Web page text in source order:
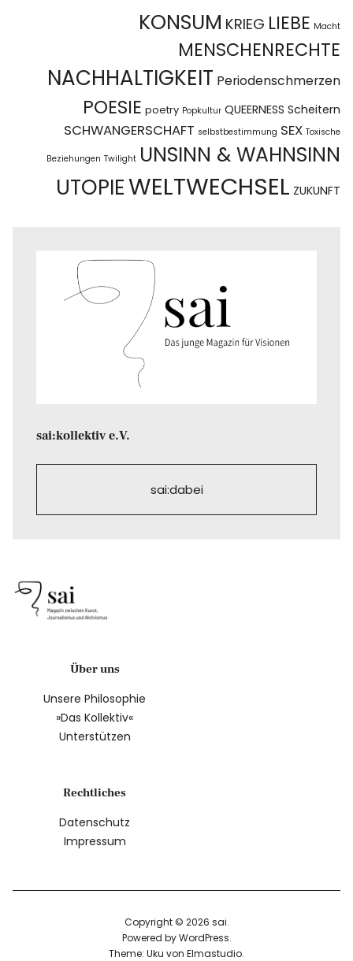
KONSUM KRIEG LIEBE Macht
MENSCHENRECHTE
NACHHALTIGKEIT Periodenschmerzen
POESIE poetry Popkultur QUEERNESS Scheitern
SCHWANGERSCHAFT selbstbestimmung SEX Toxische
Beziehungen Twilight UNSINN & WAHNSINN
UTOPIEWELTWECHSEL ZUKUNFT
sai:kollektiv e.V.
sai:dabei
Über uns
Unsere Philosophie
»Das Kollektiv«
Unterstützen
Rechtliches
Datenschutz
Impressum
Copyright © 2026 sai
Powered byWordPress
Theme: Uku von Elmastudio